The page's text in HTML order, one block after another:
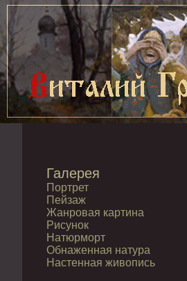
Галерея
Портрет
Пейзаж
Жанровая картина
Рисунок
Натюрморт
Обнаженная натура
Настенная живопись